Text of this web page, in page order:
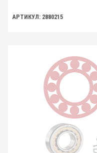
АРТИКУЛ: 2880215